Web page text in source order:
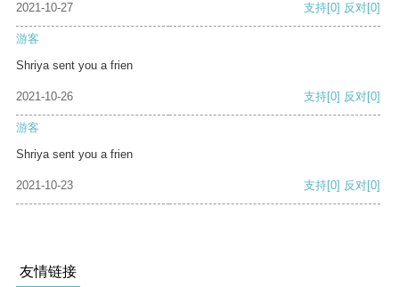
2021-10-27 支持[0] 反对[0]
游客
Shriya sent you a frien
2021-10-26 支持[0] 反对[0]
游客
Shriya sent you a frien
2021-10-23 支持[0] 反对[0]
友情链接